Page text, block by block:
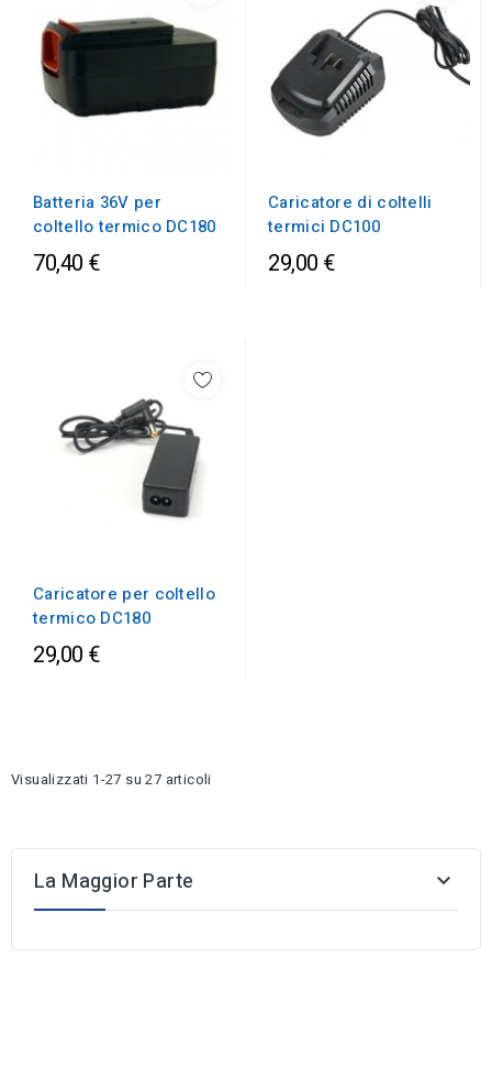
Batteria 36V per
coltello termico DC180
70,40 €
Caricatore di coltelli
termici DC100
29,00 €
Caricatore per coltello
termico DC180
29,00 €
Visualizzati 1-27 su 27 articoli
La Maggior Parte 